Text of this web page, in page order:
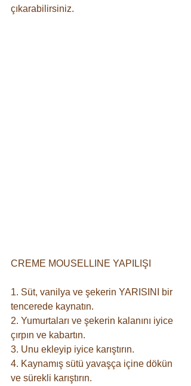
çıkarabilirsiniz. ⠀
CREME MOUSELLINE YAPILIŞI
1. Süt, vanilya ve şekerin YARISINI bir
tencerede kaynatın.
2. Yumurtaları ve şekerin kalanını iyice
çırpın ve kabartın.
3. Unu ekleyip iyice karıştırın.
4. Kaynamış sütü yavaşça içine dökün
ve sürekli karıştırın.